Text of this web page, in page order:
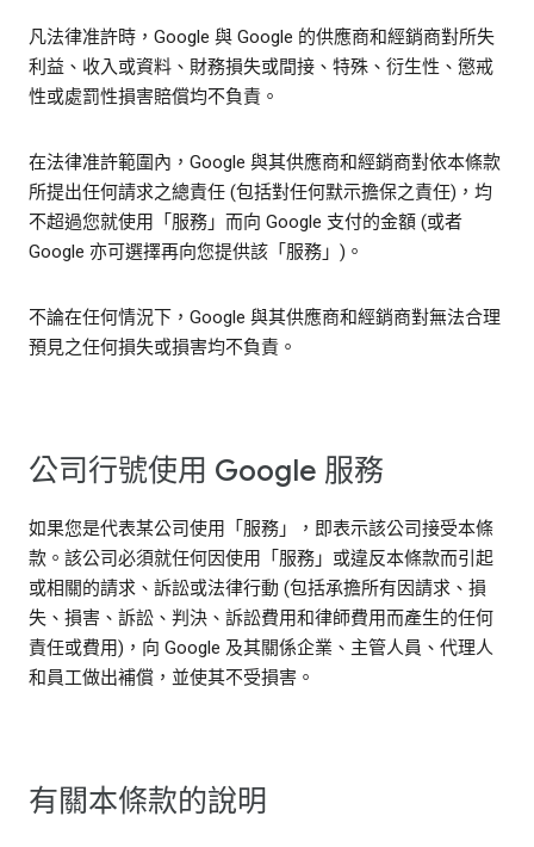
凡法律准許時，Google 與 Google 的供應商和經銷商對所失
利益、收入或資料、財務損失或間接、特殊、衍生性、懲戒
性或處罰性損害賠償均不負責。
在法律准許範圍內，Google 與其供應商和經銷商對依本條款
所提出任何請求之總責任 (包括對任何默示擔保之責任)，均
不超過您就使用「服務」而向 Google 支付的金額 (或者
Google 亦可選擇再向您提供該「服務」)。
不論在任何情況下，Google 與其供應商和經銷商對無法合理
預見之任何損失或損害均不負責。
公司行號使用 Google 服務
如果您是代表某公司使用「服務」，即表示該公司接受本條
款。該公司必須就任何因使用「服務」或違反本條款而引起
或相關的請求、訴訟或法律行動 (包括承擔所有因請求、損
失、損害、訴訟、判決、訴訟費用和律師費用而產生的任何
責任或費用)，向 Google 及其關係企業、主管人員、代理人
和員工做出補償，並使其不受損害。
有關本條款的說明